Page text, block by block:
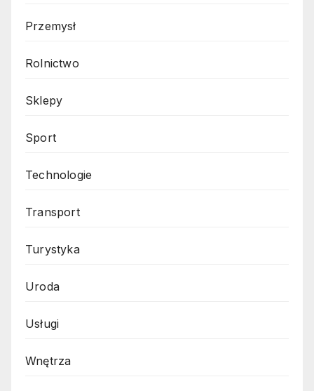
Przemysł
Rolnictwo
Sklepy
Sport
Technologie
Transport
Turystyka
Uroda
Usługi
Wnętrza